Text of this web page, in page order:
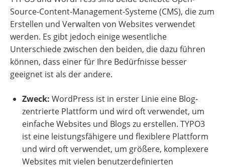
Source-Content-Management-Systeme (CMS), die zum
Erstellen und Verwalten von Websites verwendet
werden. Es gibt jedoch einige wesentliche
Unterschiede zwischen den beiden, die dazu führen
können, dass einer für Ihre Bedürfnisse besser
geeignet ist als der andere.
Zweck: WordPress ist in erster Linie eine Blog-
zentrierte Plattform und wird oft verwendet, um
einfache Websites und Blogs zu erstellen. TYPO3
ist eine leistungsfähigere und flexiblere Plattform
und wird oft verwendet, um größere, komplexere
Websites mit vielen benutzerdefinierten